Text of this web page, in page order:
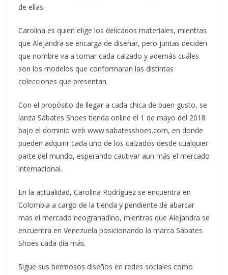
de ellas.
Carolina es quien elige los delicados materiales, mientras
que Alejandra se encarga de diseñar, pero juntas deciden
que nombre va a tomar cada calzado y además cuáles
son los modelos que conformaran las distintas
colecciones que presentan.
Con el propósito de llegar a cada chica de buen gusto, se
lanza Sábates Shoes tienda online el 1 de mayo del 2018
bajo el dominio web www.sabatesshoes.com, en donde
pueden adquirir cada uno de los calzados desde cualquier
parte del mundo, esperando cautivar aun más el mercado
internacional.
En la actualidad, Carolina Rodríguez se encuentra en
Colombia a cargo de la tienda y pendiente de abarcar
mas el mercado neogranadino, mientras que Alejandra se
encuentra en Venezuela posicionando la marca Sábates
Shoes cada día más.
Sigue sus hermosos diseños en redes sociales como